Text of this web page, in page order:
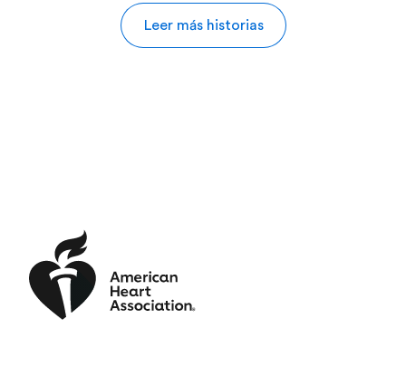
Leer más historias